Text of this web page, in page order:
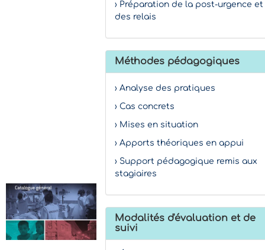
› Préparation de la post-urgence et
des relais
Méthodes pédagogiques
› Analyse des pratiques
› Cas concrets
› Mises en situation
› Apports théoriques en appui
› Support pédagogique remis aux
stagiaires
Modalités d'évaluation et de
suivi